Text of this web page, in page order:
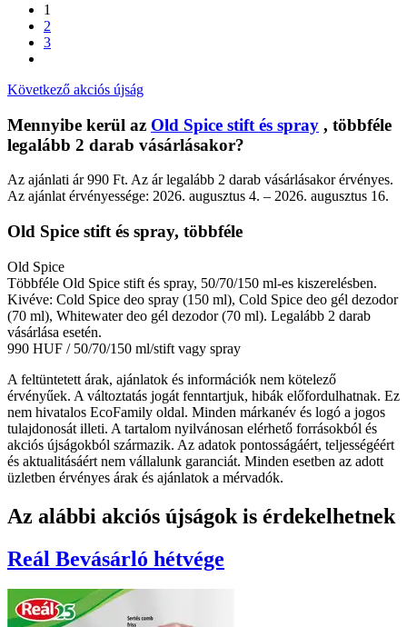
1
2
3
Következő akciós újság
Mennyibe kerül az Old Spice stift és spray , többféle
legalább 2 darab vásárlásakor?
Az ajánlati ár 990 Ft. Az ár legalább 2 darab vásárlásakor érvényes.
Az ajánlat érvényessége: 2026. augusztus 4. – 2026. augusztus 16.
Old Spice stift és spray, többféle
Old Spice
Többféle Old Spice stift és spray, 50/70/150 ml-es kiszerelésben.
Kivéve: Cold Spice deo spray (150 ml), Cold Spice deo gél dezodor
(70 ml), Whitewater deo gél dezodor (70 ml). Legalább 2 darab
vásárlása esetén.
990 HUF / 50/70/150 ml/stift vagy spray
A feltüntetett árak, ajánlatok és információk nem kötelező
érvényűek. A változtatás jogát fenntartjuk, hibák előfordulhatnak. Ez
nem hivatalos EcoFamily oldal. Minden márkanév és logó a jogos
tulajdonosát illeti. A tartalom nyilvánosan elérhető forrásokból és
akciós újságokból származik. Az adatok pontosságáért, teljességéért
és aktualitásáért nem vállalunk garanciát. Minden esetben az adott
üzletben érvényes árak és ajánlatok a mérvadók.
Az alábbi akciós újságok is érdekelhetnek
Reál Bevásárló hétvége